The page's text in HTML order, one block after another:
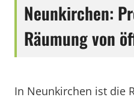
Neunkirchen:
Räumung von
In Neunkirchen ist die